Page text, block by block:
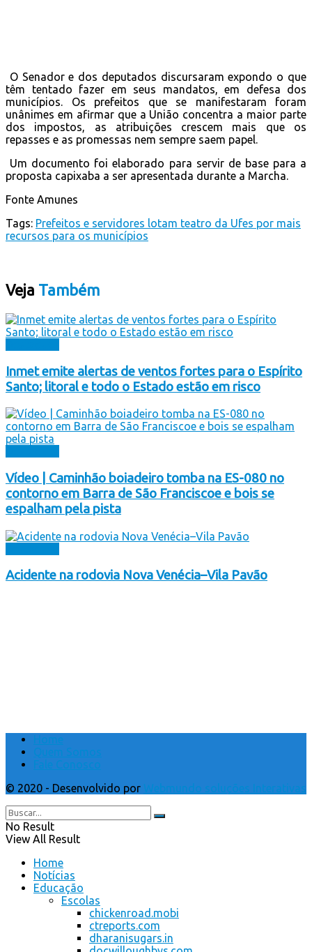
O Senador e dos deputados discursaram expondo o que
têm tentado fazer em seus mandatos, em defesa dos
municípios. Os prefeitos que se manifestaram foram
unânimes em afirmar que a União concentra a maior parte
dos impostos, as atribuições crescem mais que os
repasses e as promessas nem sempre saem papel.
Um documento foi elaborado para servir de base para a
proposta capixaba a ser apresentada durante a Marcha.
Fonte Amunes
Tags: Prefeitos e servidores lotam teatro da Ufes por mais
recursos para os municípios
Veja Também
Inmet emite alertas de ventos fortes para o Espírito
Santo; litoral e todo o Estado estão em risco
Vídeo | Caminhão boiadeiro tomba na ES-080 no
contorno em Barra de São Franciscoe e bois se
espalham pela pista
Acidente na rodovia Nova Venécia–Vila Pavão
Home
Quem Somos
Fale Conosco
© 2020 - Desenvolvido por Webmundo soluções Interativas
No Result
View All Result
Home
Notícias
Educação
Escolas
chickenroad.mobi
ctreports.com
dharanisugars.in